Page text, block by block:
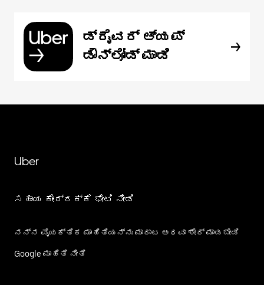
ಡ್ರೈವರ್ ಆ್ಯಪ್
ಡೌನ್‌ಲೋಡ್ ಮಾಡಿ
Uber
ಸಹಾಯ ಕೇಂದ್ರಕ್ಕೆ ಭೇಟಿ ನೀಡಿ
ನನ್ನ ವೈಯಕ್ತಿಕ ಮಾಹಿತಿಯನ್ನು ಮಾರಾಟ ಅಥವಾ ಶೇರ್‌ ಮಾಡಬೇಡಿ
Google ಮಾಹಿತಿ ನೀತಿ